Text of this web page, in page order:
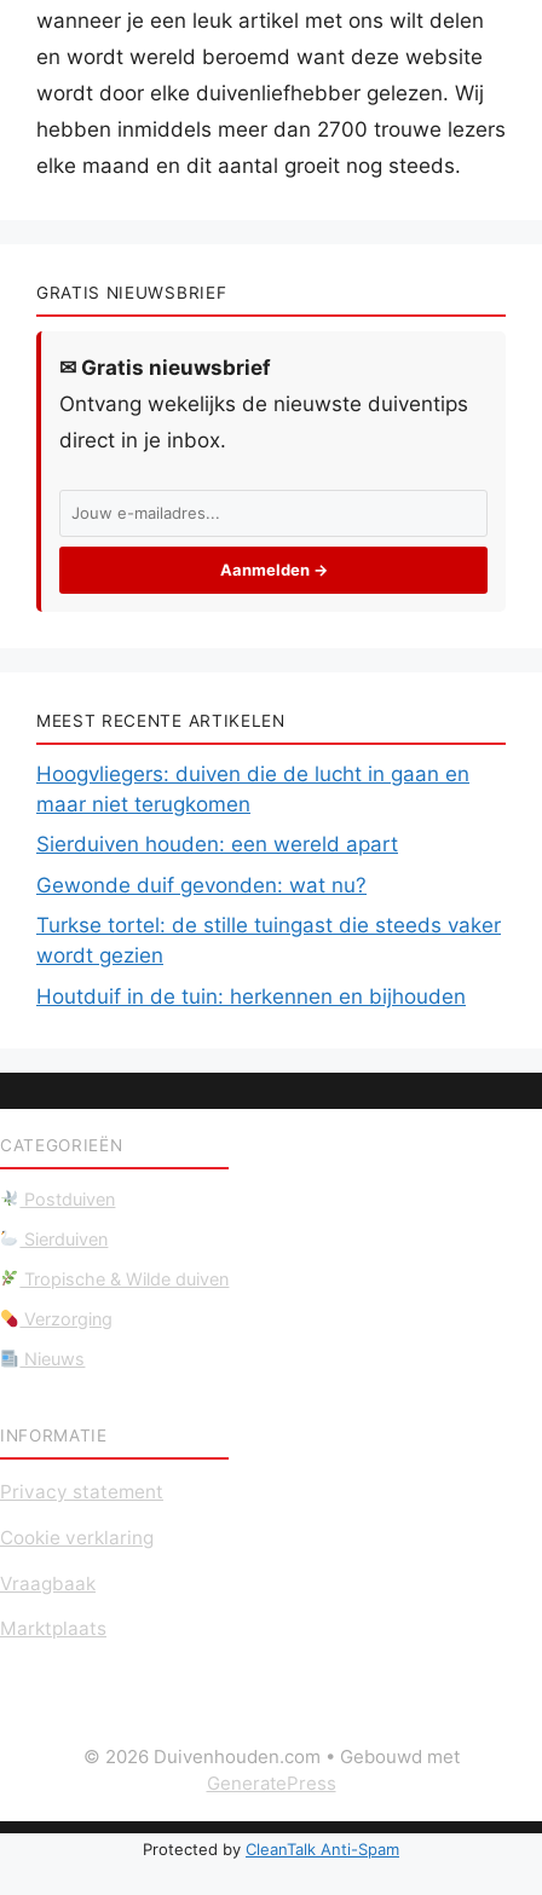
wanneer je een leuk artikel met ons wilt delen
en wordt wereld beroemd want deze website
wordt door elke duivenliefhebber gelezen. Wij
hebben inmiddels meer dan 2700 trouwe lezers
elke maand en dit aantal groeit nog steeds.
GRATIS NIEUWSBRIEF
✉ Gratis nieuwsbrief
Ontvang wekelijks de nieuwste duiventips
direct in je inbox.
Aanmelden →
MEEST RECENTE ARTIKELEN
Hoogvliegers: duiven die de lucht in gaan en
maar niet terugkomen
Sierduiven houden: een wereld apart
Gewonde duif gevonden: wat nu?
Turkse tortel: de stille tuingast die steeds vaker
wordt gezien
Houtduif in de tuin: herkennen en bijhouden
CATEGORIEËN
Postduiven
Sierduiven
Tropische & Wilde duiven
Verzorging
Nieuws
INFORMATIE
Privacy statement
Cookie verklaring
Vraagbaak
Marktplaats
© 2026 Duivenhouden.com • Gebouwd met
GeneratePress
Protected by CleanTalk Anti-Spam